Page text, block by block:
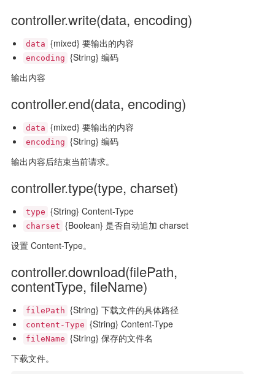
controller.write(data, encoding)
data {mixed} 要输出的内容
encoding {String} 编码
输出内容
controller.end(data, encoding)
data {mixed} 要输出的内容
encoding {String} 编码
输出内容后结束当前请求。
controller.type(type, charset)
type {String} Content-Type
charset {Boolean} 是否自动追加 charset
设置 Content-Type。
controller.download(filePath,
contentType, fileName)
filePath {String} 下载文件的具体路径
content-Type {String} Content-Type
fileName {String} 保存的文件名
下载文件。